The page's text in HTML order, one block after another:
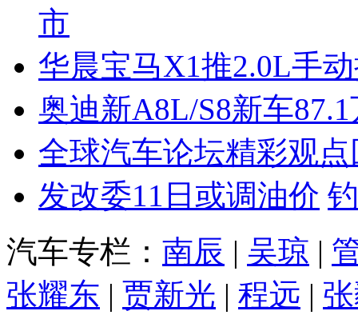
市
华晨宝马X1推2.0L手
奥迪新A8L/S8新车
全球汽车论坛精彩观点
发改委11日或调油价
汽车专栏： 南辰 | 吴琼 |
张耀东 | 贾新光 | 程远 |